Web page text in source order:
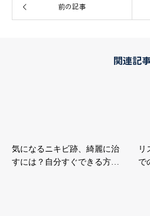
前の記事
関連記
気になるニキビ跡、綺麗に治
すには？自分すぐできる方…
リ
で